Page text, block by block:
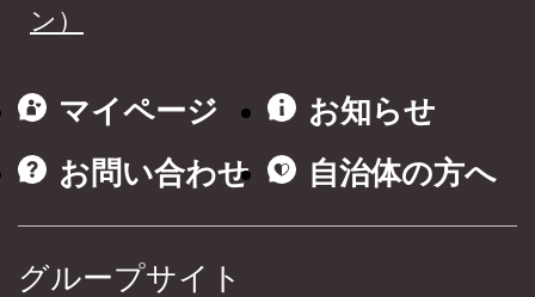
ン）
マイページ
お知らせ
お問い合わせ
自治体の方へ
グループサイト